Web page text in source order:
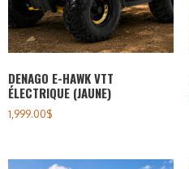
DENAGO E-HAWK VTT
ÉLECTRIQUE (JAUNE)
1,999.00$